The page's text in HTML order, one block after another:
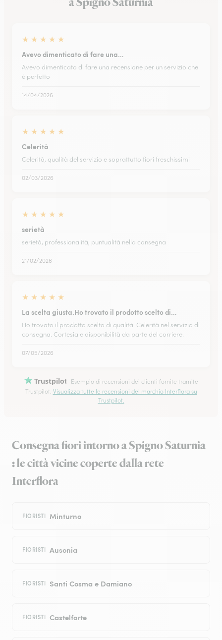
★ ★ ★ ★ ★
Avevo dimenticato di fare una…
Avevo dimenticato di fare una recensione per un servizio che
è perfetto
14/04/2026
★ ★ ★ ★ ★
Celerità
Celerità, qualità del servizio e soprattutto fiori freschissimi
02/03/2026
★ ★ ★ ★ ★
serietà
serietà, professionalità, puntualità nella consegna
21/02/2026
★ ★ ★ ★ ★
La scelta giusta.Ho trovato il prodotto scelto di…
Ho trovato il prodotto scelto di qualità. Celerità nel servizio di
consegna. Cortesia e disponibilità da parte del corriere.
07/05/2026
Trustpilot
Esempio di recensioni dei clienti fornite tramite
Trustpilot. Visualizza tutte le recensioni del marchio Interflora su
Trustpilot.
Consegna fiori intorno a Spigno Saturnia
: le città vicine coperte dalla rete
Interflora
FIORISTI Minturno
FIORISTI Ausonia
FIORISTI Santi Cosma e Damiano
FIORISTI Castelforte